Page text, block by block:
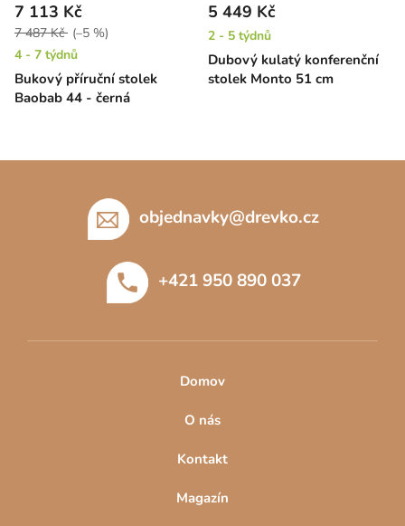
Bukový příruční stolek
Baobab 44 - černá
7 113 Kč
7 487 Kč (–5 %)
4 - 7 týdnů
Dubový kulatý konferenční
stolek Monto 51 cm
5 449 Kč
2 - 5 týdnů
objednavky@drevko.cz
+421 950 890 037
Domov
O nás
Kontakt
Magazín